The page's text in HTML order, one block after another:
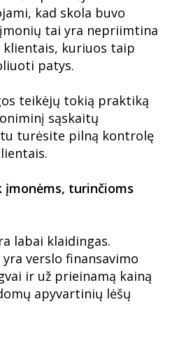
kad skola buvo
tai yra nepriimtina
kuriuos taip
patys.
teikėjų tokią praktiką
sąskaitų
turėsite pilną kontrolę
turinčioms
labai klaidingas.
yra verslo finansavimo
ir už prieinamą kainą
apyvartinių lėšų